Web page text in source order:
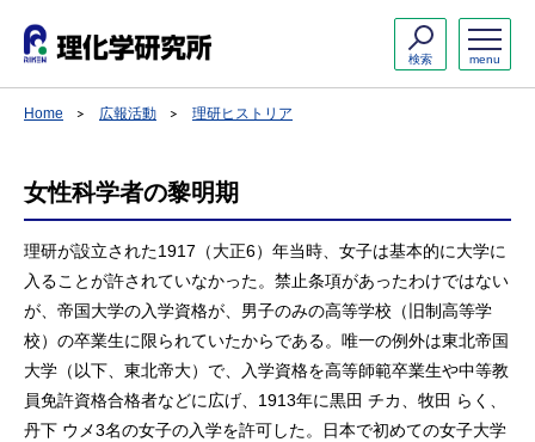
menu
検索
Home 広報活動 理研ヒストリア
女性科学者の黎明期
理研が設立された1917（大正6）年当時、女子は基本的に大学に
入ることが許されていなかった。禁止条項があったわけではない
が、帝国大学の入学資格が、男子のみの高等学校（旧制高等学
校）の卒業生に限られていたからである。唯一の例外は東北帝国
大学（以下、東北帝大）で、入学資格を高等師範卒業生や中等教
員免許資格合格者などに広げ、1913年に黒田 チカ、牧田 らく、
丹下 ウメ3名の女子の入学を許可した。日本で初めての女子大学